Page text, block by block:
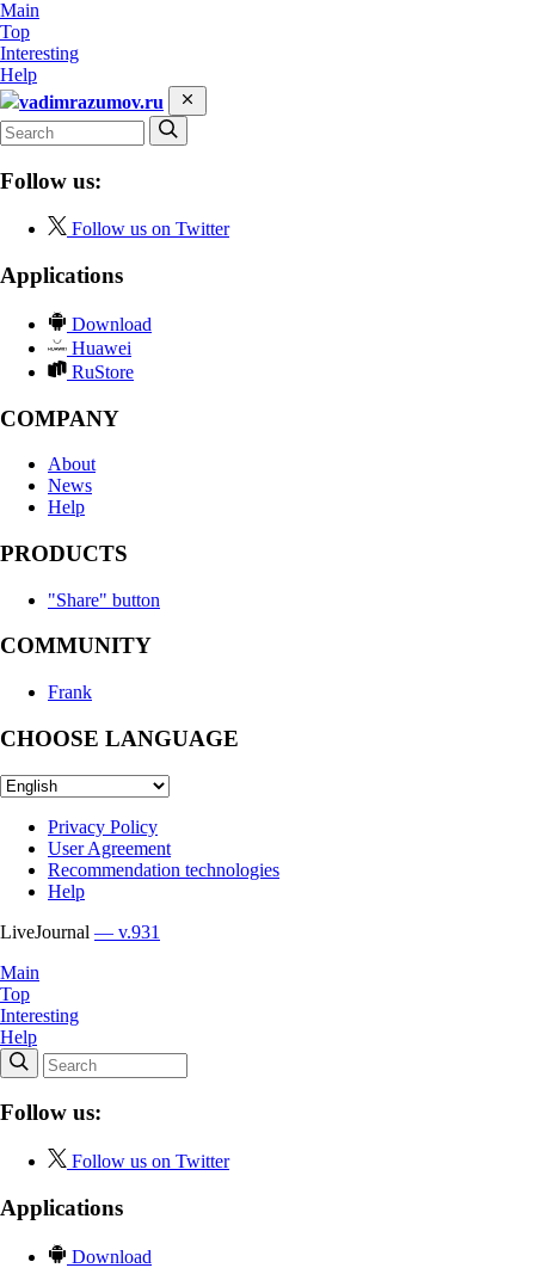
Main
Top
Interesting
Help
vadimrazumov.ru
Follow us:
Follow us on Twitter
Applications
Download
Huawei
RuStore
COMPANY
About
News
Help
PRODUCTS
"Share" button
COMMUNITY
Frank
CHOOSE LANGUAGE
Privacy Policy
User Agreement
Recommendation technologies
Help
LiveJournal — v.931
Main
Top
Interesting
Help
Follow us:
Follow us on Twitter
Applications
Download